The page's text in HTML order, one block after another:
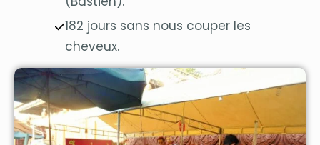
182 jours sans nous couper les
cheveux.